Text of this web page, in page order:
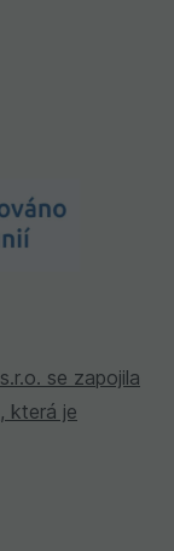
se zapojila
která je